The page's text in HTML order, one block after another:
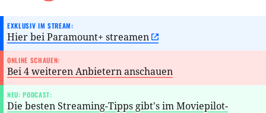
EXKLUSIV IM STREAM:
Hier bei Paramount+ streamen
ONLINE SCHAUEN:
Bei 4 weiteren Anbietern anschauen
NEU: PODCAST:
Die besten Streaming-Tipps gibt's im Moviepilot-